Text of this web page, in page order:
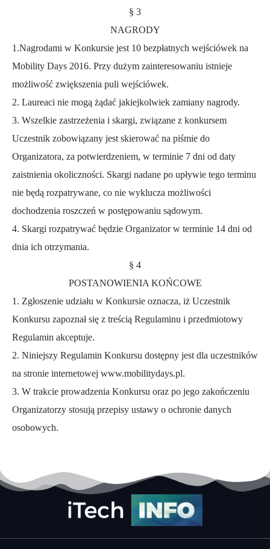
§ 3
NAGRODY
1.Nagrodami w Konkursie jest 10 bezpłatnych wejściówek na
Mobility Days 2016. Przy dużym zainteresowaniu istnieje
możliwość zwiększenia puli wejściówek.
2. Laureaci nie mogą żądać jakiejkolwiek zamiany nagrody.
3. Wszelkie zastrzeżenia i skargi, związane z konkursem
Uczestnik zobowiązany jest skierować na piśmie do
Organizatora, za potwierdzeniem, w terminie 7 dni od daty
zaistnienia okoliczności. Skargi nadane po upływie tego terminu
nie będą rozpatrywane, co nie wyklucza możliwości
dochodzenia roszczeń w postępowaniu sądowym.
4. Skargi rozpatrywać będzie Organizator w terminie 14 dni od
dnia ich otrzymania.
§ 4
POSTANOWIENIA KOŃCOWE
1. Zgłoszenie udziału w Konkursie oznacza, iż Uczestnik
Konkursu zapoznał się z treścią Regulaminu i przedmiotowy
Regulamin akceptuje.
2. Niniejszy Regulamin Konkursu dostępny jest dla uczestników
na stronie internetowej www.mobilitydays.pl.
3. W trakcie prowadzenia Konkursu oraz po jego zakończeniu
Organizatorzy stosują przepisy ustawy o ochronie danych
osobowych.